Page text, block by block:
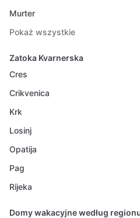
Murter
Pokaż wszystkie
Zatoka Kvarnerska
Cres
Crikvenica
Krk
Losinj
Opatija
Pag
Rijeka
Domy wakacyjne według